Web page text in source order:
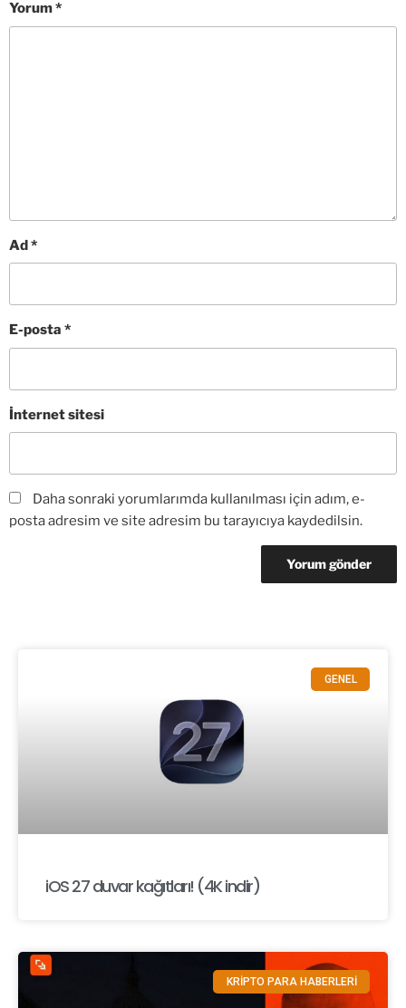
Yorum*
Ad*
E-posta *
İnternet sitesi
Daha sonraki yorumlarımda kullanılması için adım, e-
posta adresim ve site adresim bu tarayıcıya kaydedilsin.
GENEL
iOS 27 duvar kağıtları! (4K indir)
KRİPTO PARA HABERLERİ